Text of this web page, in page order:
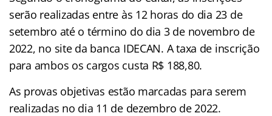
serão realizadas entre às 12 horas do dia 23 de
setembro até o término do dia 3 de novembro de
2022, no site da banca IDECAN. A taxa de inscrição
para ambos os cargos custa R$ 188,80.
As provas objetivas estão marcadas para serem
realizadas no dia 11 de dezembro de 2022.